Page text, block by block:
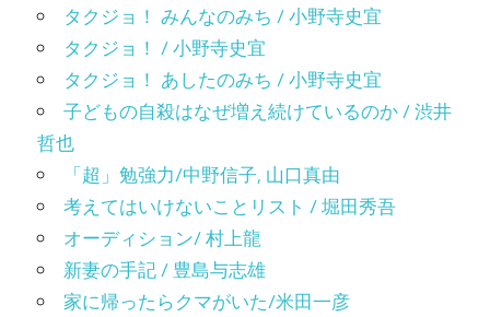
タクジョ！ みんなのみち / 小野寺史宜
タクジョ！ / 小野寺史宜
タクジョ！ あしたのみち / 小野寺史宜
子どもの自殺はなぜ増え続けているのか / 渋井
哲也
「超」勉強力/中野信子, 山口真由
考えてはいけないことリスト / 堀田秀吾
オーディション/ 村上龍
新妻の手記 / 豊島与志雄
家に帰ったらクマがいた/米田一彦